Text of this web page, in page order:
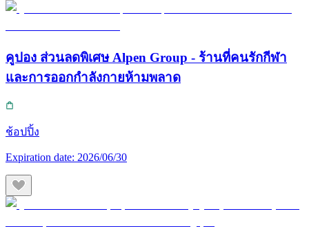
คูปอง ส่วนลดพิเศษ Alpen Group - ร้านที่คนรักกีฬา
และการออกกำลังกายห้ามพลาด
ช้อปปิ้ง
Expiration date: 2026/06/30